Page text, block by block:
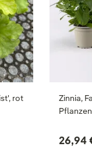
rot
Zinnia,
Pflanzen
26,94